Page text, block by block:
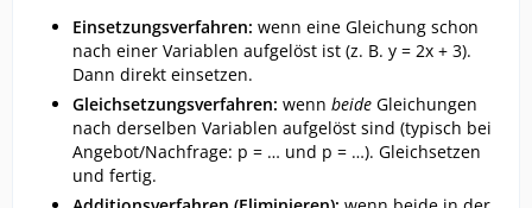
Einsetzungsverfahren: wenn eine Gleichung schon
nach einer Variablen aufgelöst ist (z. B. y = 2x + 3).
Dann direkt einsetzen.
Gleichsetzungsverfahren: wenn beide Gleichungen
nach derselben Variablen aufgelöst sind (typisch bei
Angebot/Nachfrage: p = … und p = …). Gleichsetzen
und fertig.